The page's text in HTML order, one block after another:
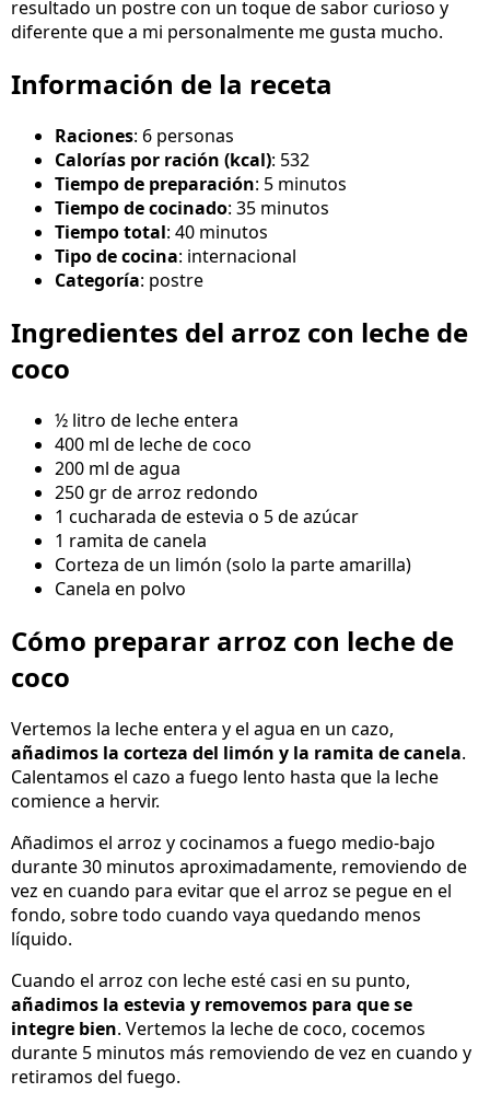
resultado un postre con un toque de sabor curioso y
diferente que a mi personalmente me gusta mucho.
Información de la receta
Raciones: 6 personas
Calorías por ración (kcal): 532
Tiempo de preparación: 5 minutos
Tiempo de cocinado: 35 minutos
Tiempo total: 40 minutos
Tipo de cocina: internacional
Categoría: postre
Ingredientes del arroz con leche de
coco
½ litro de leche entera
400 ml de leche de coco
200 ml de agua
250 gr de arroz redondo
1 cucharada de estevia o 5 de azúcar
1 ramita de canela
Corteza de un limón (solo la parte amarilla)
Canela en polvo
Cómo preparar arroz con leche de
coco
Vertemos la leche entera y el agua en un cazo,
añadimos la corteza del limón y la ramita de canela.
Calentamos el cazo a fuego lento hasta que la leche
comience a hervir.
Añadimos el arroz y cocinamos a fuego medio-bajo
durante 30 minutos aproximadamente, removiendo de
vez en cuando para evitar que el arroz se pegue en el
fondo, sobre todo cuando vaya quedando menos
líquido.
Cuando el arroz con leche esté casi en su punto,
añadimos la estevia y removemos para que se
integre bien. Vertemos la leche de coco, cocemos
durante 5 minutos más removiendo de vez en cuando y
retiramos del fuego.